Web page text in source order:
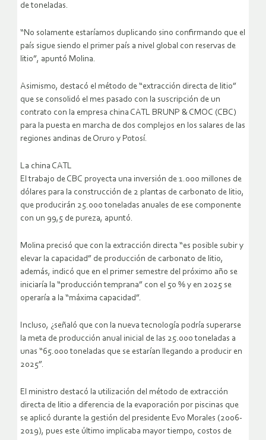
de toneladas.
“No solamente estaríamos duplicando sino confirmando que el
país sigue siendo el primer país a nivel global con reservas de
litio”, apuntó Molina.
Asimismo, destacó el método de “extracción directa de litio”
que se consolidó el mes pasado con la suscripción de un
contrato con la empresa china CATL BRUNP & CMOC (CBC)
para la puesta en marcha de dos complejos en los salares de las
regiones andinas de Oruro y Potosí.
La china CATL
El trabajo de CBC proyecta una inversión de 1.000 millones de
dólares para la construcción de 2 plantas de carbonato de litio,
que producirán 25.000 toneladas anuales de ese componente
con un 99,5 de pureza, apuntó.
Molina precisó que con la extracción directa “es posible subir y
elevar la capacidad” de producción de carbonato de litio,
además, indicó que en el primer semestre del próximo año se
iniciaría la “producción temprana” con el 50 % y en 2025 se
operaría a la “máxima capacidad”.
Incluso, ¿señaló que con la nueva tecnología podría superarse
la meta de producción anual inicial de las 25.000 toneladas a
unas “65.000 toneladas que se estarían llegando a producir en
2025”.
El ministro destacó la utilización del método de extracción
directa de litio a diferencia de la evaporación por piscinas que
se aplicó durante la gestión del presidente Evo Morales (2006-
2019), pues este último implicaba mayor tiempo, costos de